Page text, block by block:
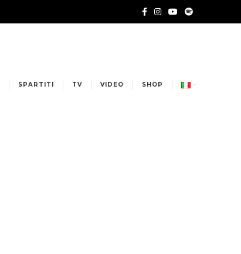
SPARTITI TV VIDEO SHOP